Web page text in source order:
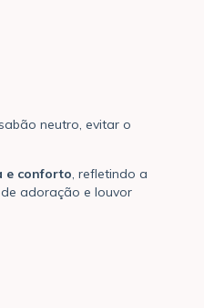
neutro, evitar o
e conforto , refletindo a
adoração e louvor